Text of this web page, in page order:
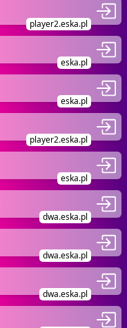
player2.eska.pl
eska.pl
eska.pl
player2.eska.pl
eska.pl
dwa.eska.pl
dwa.eska.pl
dwa.eska.pl